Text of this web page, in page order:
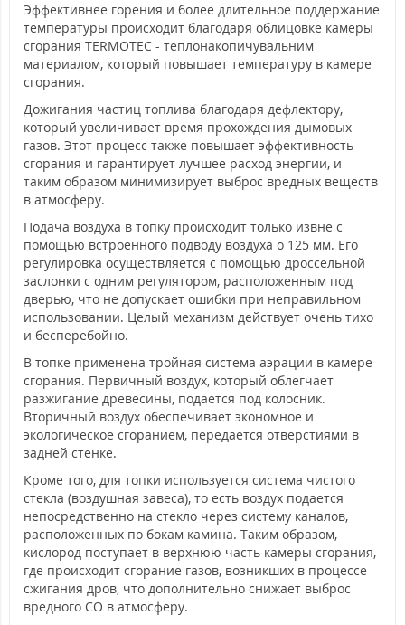
Эффективнее горения и более длительное поддержание
температуры происходит благодаря облицовке камеры
сгорания TERMOTEC - теплонакопичувальним
материалом, который повышает температуру в камере
сгорания.
Дожигания частиц топлива благодаря дефлектору,
который увеличивает время прохождения дымовых
газов. Этот процесс также повышает эффективность
сгорания и гарантирует лучшее расход энергии, и
таким образом минимизирует выброс вредных веществ
в атмосферу.
Подача воздуха в топку происходит только извне с
помощью встроенного подводу воздуха o 125 мм. Его
регулировка осуществляется с помощью дроссельной
заслонки с одним регулятором, расположенным под
дверью, что не допускает ошибки при неправильном
использовании. Целый механизм действует очень тихо
и бесперебойно.
В топке применена тройная система аэрации в камере
сгорания. Первичный воздух, который облегчает
разжигание древесины, подается под колосник.
Вторичный воздух обеспечивает экономное и
экологическое сгоранием, передается отверстиями в
задней стенке.
Кроме того, для топки используется система чистого
стекла (воздушная завеса), то есть воздух подается
непосредственно на стекло через систему каналов,
расположенных по бокам камина. Таким образом,
кислород поступает в верхнюю часть камеры сгорания,
где происходит сгорание газов, возникших в процессе
сжигания дров, что дополнительно снижает выброс
вредного СО в атмосферу.